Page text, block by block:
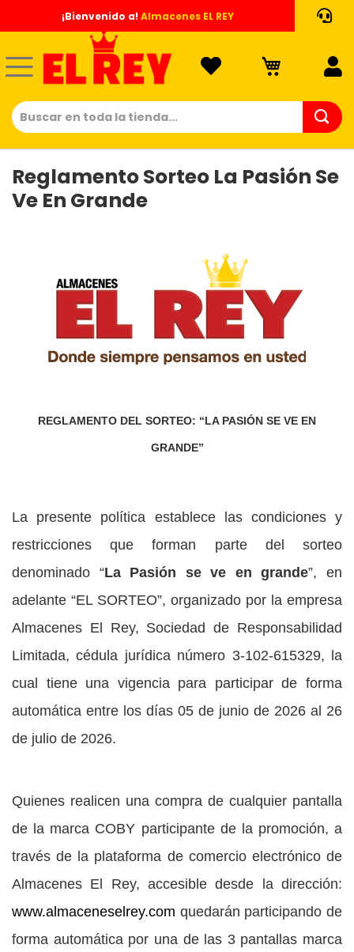
al
contenido
¡Bienvenido a!Almacenes EL REY
Reglamento Sorteo La Pasión Se
Ve En Grande
REGLAMENTO DEL SORTEO: “LA PASIÓN SE VE EN
GRANDE”
La presente política establece las condiciones y
restricciones que forman parte del sorteo
denominado “La Pasión se ve en grande”, en
adelante “EL SORTEO”, organizado por la empresa
Almacenes El Rey, Sociedad de Responsabilidad
Limitada, cédula jurídica número 3-102-615329, la
cual tiene una vigencia para participar de forma
automática entre los días 05 de junio de 2026 al 26
de julio de 2026.
Quienes realicen una compra de cualquier pantalla
de la marca COBY participante de la promoción, a
través de la plataforma de comercio electrónico de
Almacenes El Rey, accesible desde la dirección:
www.almaceneselrey.com quedarán participando de
forma automática por una de las 3 pantallas marca